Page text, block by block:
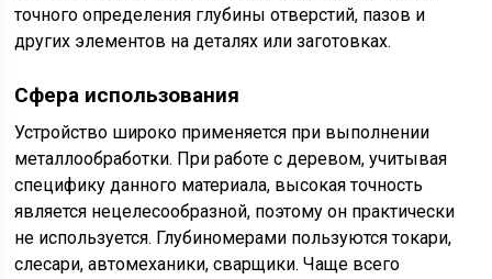
точного определения глубины отверстий, пазов и
других элементов на деталях или заготовках.
Сфера использования
Устройство широко применяется при выполнении
металлообработки. При работе с деревом, учитывая
специфику данного материала, высокая точность
является нецелесообразной, поэтому он практически
не используется. Глубиномерами пользуются токари,
слесари, автомеханики, сварщики. Чаще всего